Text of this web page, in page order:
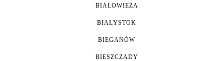
BIAŁOWIEŻA
BIAŁYSTOK
BIEGANÓW
BIESZCZADY